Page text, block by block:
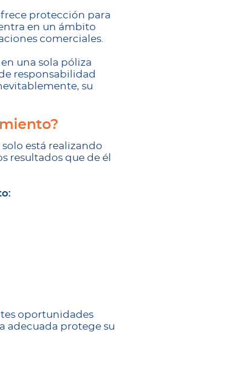
protección para
en un ámbito
comerciales.
una sola póliza
responsabilidad
su
está realizando
resultados que de él
oportunidades
adecuada protege su